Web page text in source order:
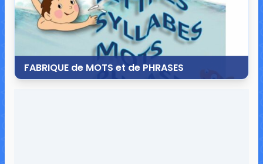
FABRIQUE de MOTS et de PHRASES